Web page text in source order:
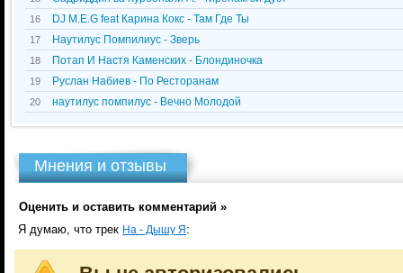
16 DJ M.E.G feat Карина Кокс - Там Где Ты
17 Наутилус Помпилиус - Зверь
18 Потап И Настя Каменских - Блондиночка
19 Руслан Набиев - По Ресторанам
20 наутилус помпилус - Вечно Молодой
Мнения и отзывы
Оценить и оставить комментарий »
Я думаю, что трек На - Дышу Я :